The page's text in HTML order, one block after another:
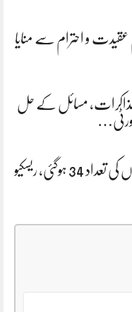
و احترام سے منایا
مذاکرات، مسائل کے حل
سورینج کوئلہ کان سانحہ: جاں بحق کان کنوں کی تعداد 34 ہوگئی، ریسکیو